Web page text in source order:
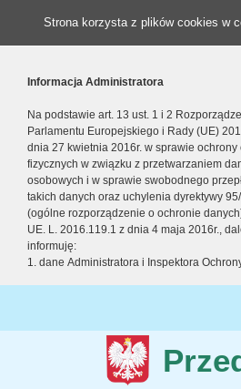
Strona korzysta z plików cookies w
Informacja Administratora
Na podstawie art. 13 ust. 1 i 2
Parlamentu Europejskiego i Rady (UE)
dnia 27 kwietnia 2016r. w sprawie ochrony
fizycznych w związku z przetwarzaniem
osobowych i w sprawie swobodnego
takich danych oraz uchylenia dyrektywy
(ogólne rozporządzenie o ochronie
UE. L. 2016.119.1 z dnia 4 maja 2016r.,
informuję:
1. dane Administratora i Inspektora